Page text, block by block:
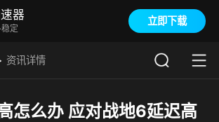
器
稳定
立即下载
资讯详情
怎么办 应对战地6延迟高